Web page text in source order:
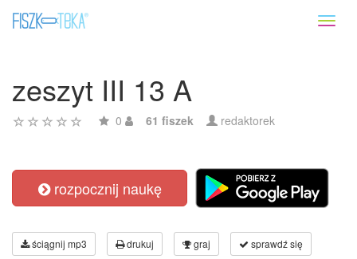
zeszyt III 13 A
0 61 fiszek redaktorek
rozpocznij naukę
ściągnij mp3 drukuj graj sprawdź się